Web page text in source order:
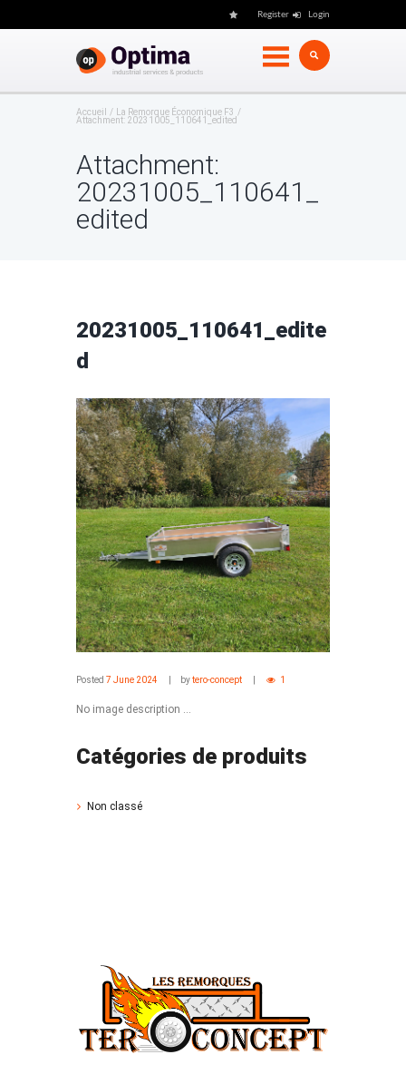
Register Login
Accueil
La Remorque Économique F3
Attachment: 20231005_110641_edited
Attachment:
20231005_110641_
edited
20231005_110641_edite
d
Posted 7 June 2024 bytero-concept 1
No image description ...
Catégories de produits
Non classé